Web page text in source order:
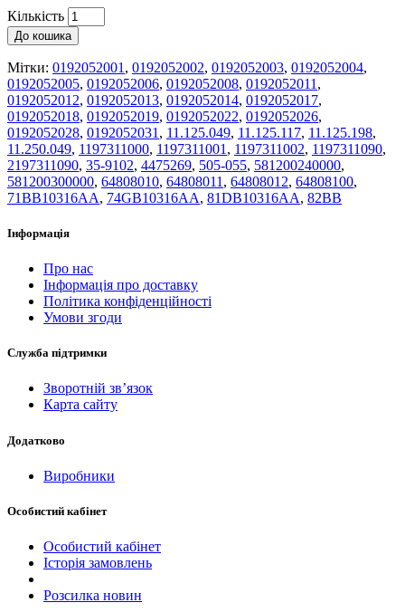
Кількість
До кошика
Мітки: 0192052001 , 0192052002, 0192052003, 0192052004,
0192052005, 0192052006, 0192052008, 0192052011 ,
0192052012, 0192052013, 0192052014, 0192052017,
0192052018, 0192052019, 0192052022, 0192052026,
0192052028, 0192052031 , 11.125.049, 11.125.117, 11.125.198,
11.250.049, 1197311000, 1197311001 , 1197311002, 1197311090,
2197311090, 35-9102, 4475269, 505-055, 581200240000,
581200300000, 64808010, 64808011 , 64808012, 64808100,
71BB10316AA, 74GB10316AA, 81DB10316AA, 82BB
Інформація
Про нас
Інформація про доставку
Політика конфіденційності
Умови згоди
Служба підтримки
Зворотній зв’язок
Карта сайту
Додатково
Виробники
Особистий кабінет
Особистий кабінет
Історія замовлень
Розсилка новин